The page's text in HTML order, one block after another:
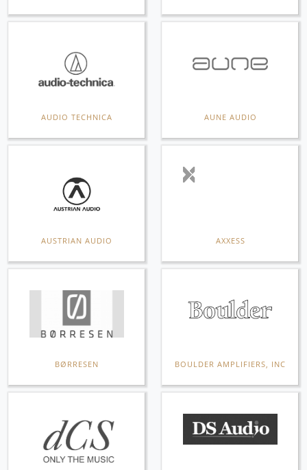
AUDIO TECHNICA AUNE AUDIO
AUSTRIAN AUDIO AXXESS
BØRRESEN BOULDER AMPLIFIERS, INC